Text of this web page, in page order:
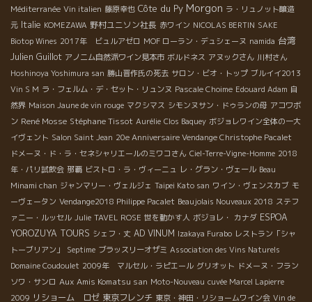
Méditerranée Vin italien 藤原幸也 Côte du Py Morgon ラ・リュノット醸造
元 Italie KOMEZAWA 野村ユニソン社長 赤ワイン NICOLAS BERTIN SAKE
Biotop Wines 2017年 ビュルアゼロ MOF ローラン・デュシェーヌ namida 台湾
Julien Guillot アノニム自然派ワイン見本市 ボルドネス アヌックさん 川村さん
Hoshinoya Yoshimura san 勝山晋作氏の死去 サロン・ビオ・トップ ブルイイ2013
Vin S M ラ・フェルム・デ・セット・リュンヌ Pascale Choime Edouard Adam 自
然界 Maison Jaune de vin rouge マクシマス シモンヌサン・ドゥランの母 アコワボ
ン René Mosse Stéphane Tissot Aurélie Clos Baquey ボジョレワイン全体の一大
イヴェント Salon Saint Jean 20e Anniversaire Vendange Christophe Pacalet
ドメーヌ・ド・ラ・セネシャリエールのミワコさん Ciel-Terre-Vigne-Homme 2018
年・パリ試飲会 那覇 ビストロ・ラ・ヴィーニュ レ・グラン・ヴェール Beau
Minami chan ジャンマリー・ヴェルジェ Taipei Kato san ワイン・ヴェンスカブ モ
ーヴェータン Vendange2018 Philippe Pacalet Beaujolais Nouveaux 2018 ステフ
ァニー・ルッセル Julie TAVEL ROSE 世を動かす人 ボジョレ・ カナダ ESPOA
YOROZUYA TOURS シェフ・丈 AD VINUM Izakaya Furabo レストラン「シャ
トーブリアン」
Septime ブラッスリーオザミ Association des Vins Naturels
Domaine Coudoulet 2009年 マルセル・ラピエール グリオット ドメーヌ・フラン
ソワ・サンロ Aux Amis Komatsu san Moto-Nouveau cuvée Marcel Lapierre
2009 リショーム ロゼ 東京フレンチ 東京・神田・リショームワイン会 Vin de